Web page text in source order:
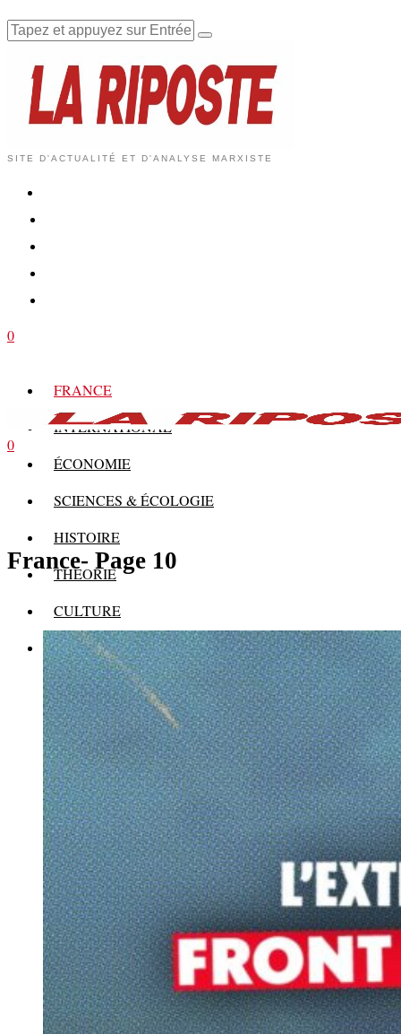
SITE D'ACTUALITÉ ET D'ANALYSE MARXISTE
0
FRANCE
INTERNATIONAL
ÉCONOMIE
SCIENCES & ÉCOLOGIE
HISTOIRE
THÉORIE
CULTURE
MULTIMÉDIAS
0
France- Page 10